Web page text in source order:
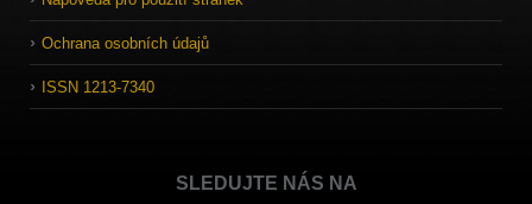
Ochrana osobních údajů
ISSN 1213-7340
SLEDUJTE NÁS NA